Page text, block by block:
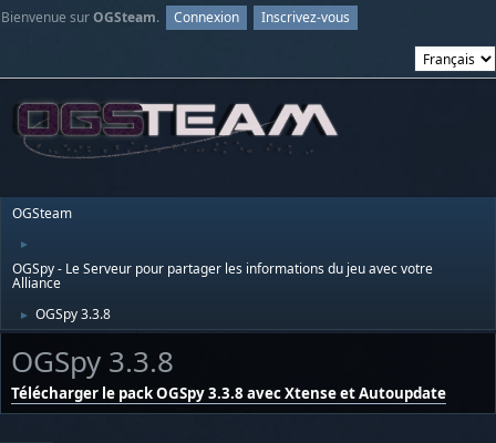
Bienvenue surOGSteam. Connexion Inscrivez-vous
OGSteam
►
OGSpy - Le Serveur pour partager les informations du jeu avec votre
Alliance
► OGSpy 3.3.8
OGSpy 3.3.8
Télécharger le pack OGSpy 3.3.8 avec Xtense et Autoupdate